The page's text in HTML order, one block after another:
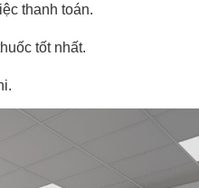
thanh toán.
tốt nhất.